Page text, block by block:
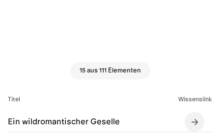
15 aus 111 Elementen
Titel Wissenslink
Ein wildromantischer Geselle